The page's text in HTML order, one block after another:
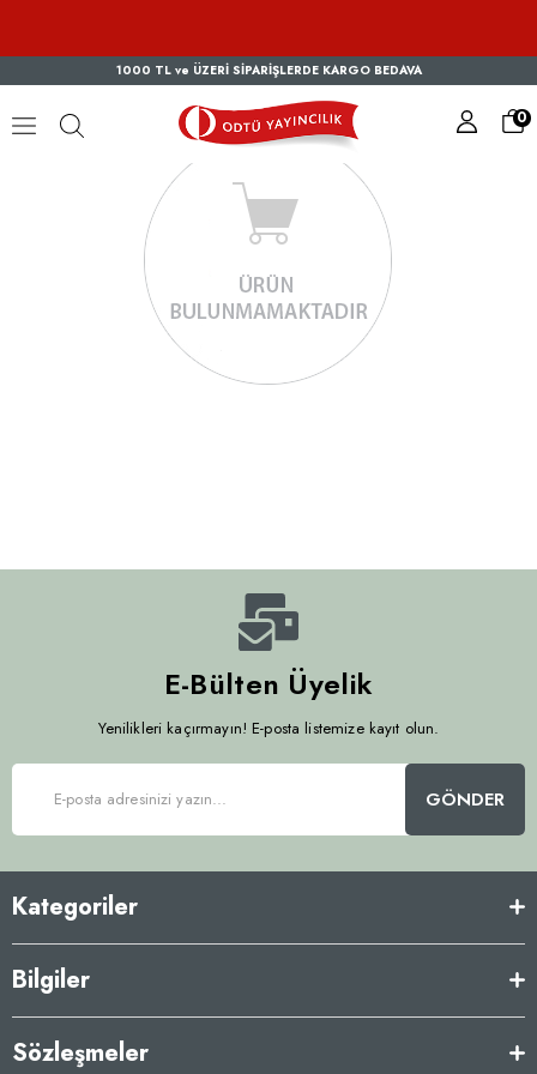
1000 TL ve ÜZERİ SİPARİŞLERDE KARGO BEDAVA
0
E-Bülten Üyelik
Yenilikleri kaçırmayın! E-posta listemize kayıt olun.
GÖNDER
Kategoriler
Bilgiler
Sözleşmeler